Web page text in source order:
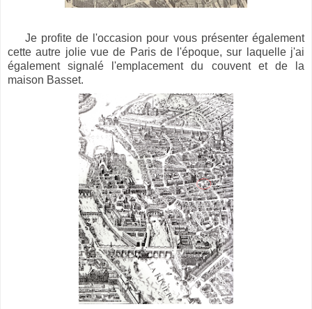
Je profite de l'occasion pour vous présenter également
cette autre jolie vue de Paris de l'époque, sur laquelle j'ai
également signalé l'emplacement du couvent et de la
maison Basset.